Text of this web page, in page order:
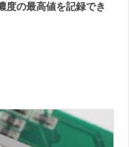
度の最高値を記録でき